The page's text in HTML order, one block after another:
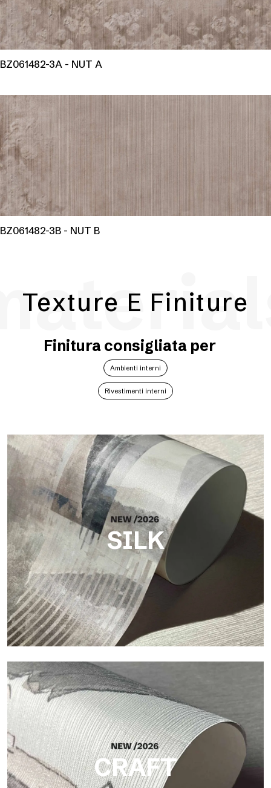
BZ061482-3A - NUT A
BZ061482-3B - NUT B
Texture E Finiture
Finitura consigliata per
Ambienti interni
Rivestimenti interni
SILK
Silk
Finitura luminosa ed elegante, con sottile trama verticale che
riflette la luce e dona profondità alla superficie.
CRAFT